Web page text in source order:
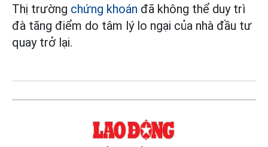
Thị trường chứng khoán đã không thể duy trì
đà tăng điểm do tâm lý lo ngại của nhà đầu tư
quay trở lại.